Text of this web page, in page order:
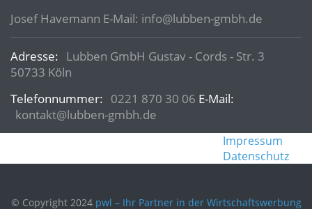
Josef Havemann E-Mail: info@lubben-gmbh.de
Adresse: Lubben GmbH Gustav - Cords - Str. 3
50733 Köln
Telefonnummer: 0221 870 30 06 E-Mail:
kontakt@lubben-gmbh.de
Impressum
Datenschutz
© Copyright 2024 pwl – Ihr Partner in der Wirtschaftswerbung